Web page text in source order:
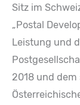
Sitz im
„Postal
Leistung und
2018 und dem